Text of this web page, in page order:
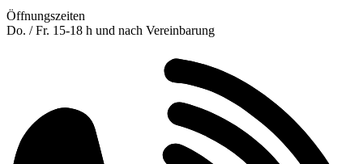
Öffnungszeiten
Do. / Fr. 15-18 h und nach Vereinbarung